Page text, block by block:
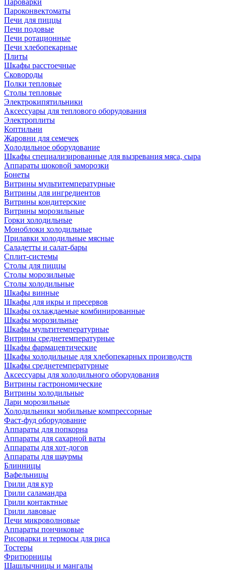
Пароварки
Пароконвектоматы
Печи для пиццы
Печи подовые
Печи ротационные
Печи хлебопекарные
Плиты
Шкафы расстоечные
Сковороды
Полки тепловые
Столы тепловые
Электрокипятильники
Аксессуары для теплового оборудования
Электроплиты
Коптильни
Жаровни для семечек
Холодильное оборудование
Шкафы специализированные для вызревания мяса, сыра
Аппараты шоковой заморозки
Бонеты
Витрины мультитемпературные
Витрины для ингредиентов
Витрины кондитерские
Витрины морозильные
Горки холодильные
Моноблоки холодильные
Прилавки холодильные мясные
Саладетты и салат-бары
Сплит-системы
Столы для пиццы
Столы морозильные
Столы холодильные
Шкафы винные
Шкафы для икры и пресервов
Шкафы охлаждаемые комбинированные
Шкафы морозильные
Шкафы мультитемпературные
Витрины среднетемпературные
Шкафы фармацевтические
Шкафы холодильные для хлебопекарных производств
Шкафы среднетемпературные
Аксессуары для холодильного оборудования
Витрины гастрономические
Витрины холодильные
Лари морозильные
Холодильники мобильные компрессорные
Фаст-фуд оборудование
Аппараты для попкорна
Аппараты для сахарной ваты
Аппараты для хот-догов
Аппараты для шаурмы
Блинницы
Вафельницы
Грили для кур
Грили саламандра
Грили контактные
Грили лавовые
Печи микроволновые
Аппараты пончиковые
Рисоварки и термосы для риса
Тостеры
Фритюрницы
Шашлычницы и мангалы